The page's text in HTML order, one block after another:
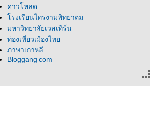
ดาวโหลด
รงเรียนไทรงามพิทยาคม
มหาวิทยาลัยเวสเทิร์น
ท่องเที่ยวเมืองไท
ภาษาเกาหลี
Bloggang.com